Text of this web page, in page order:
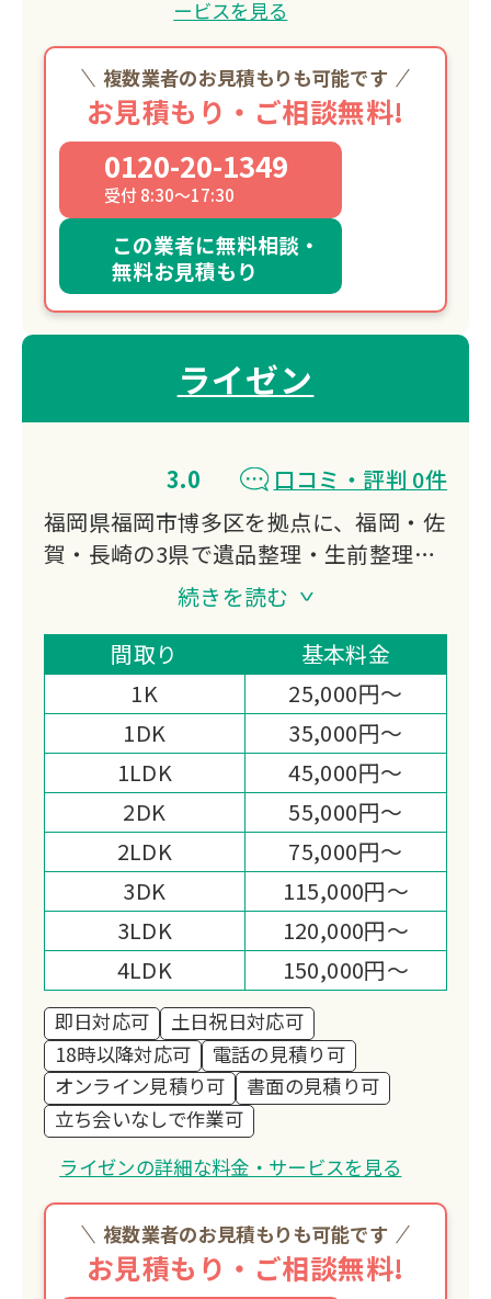
ービスを見る
複数業者のお見積もりも可能です
お見積もり・ご相談無料!
0120-20-1349
受付 8:30～17:30
この業者に無料相談・
無料お見積もり
ライゼン
3.0
口コミ・評判 0件
福岡県福岡市博多区を拠点に、福岡・佐
賀・長崎の3県で遺品整理・生前整理・
空き家片付けに対応しています。
買取専門店として形見の整理から不用品
の分別・回収まで真心を込めて担う体制
と即日・夜間対応が選ばれる理由です。
続きを読む
間取り
基本料金
1K
25,000円～
1DK
35,000円～
1LDK
45,000円～
2DK
55,000円～
2LDK
75,000円～
3DK
115,000円～
3LDK
120,000円～
4LDK
150,000円～
即日対応可
土日祝日対応可
18時以降対応可
電話の見積り可
オンライン見積り可
書面の見積り可
立ち会いなしで作業可
ライゼンの詳細な料金・サービスを見る
複数業者のお見積もりも可能です
お見積もり・ご相談無料!